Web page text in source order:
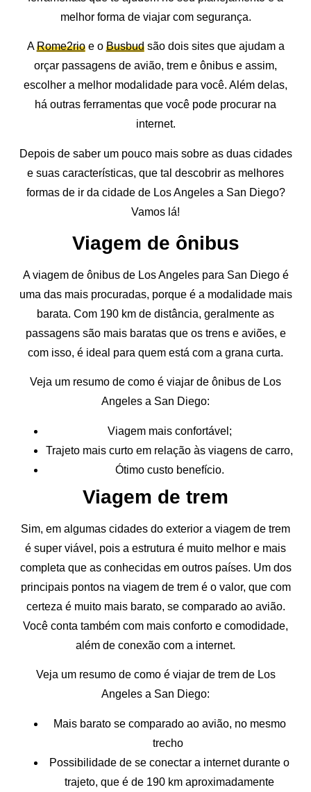
melhor forma de viajar com segurança.
ARome2rioe o Busbudsão dois sites que ajudam a
orçar passagens de avião, trem e ônibus e assim,
escolher a melhor modalidade para você. Além delas,
há outras ferramentas que você pode procurar na
internet.
Depois de saber um pouco mais sobre as duas cidades
e suas características, que tal descobrir as melhores
formas de ir da cidade de Los Angeles a San Diego?
Vamos lá!
Viagem de ônibus
A viagem de ônibus de Los Angeles para San Diego é
uma das mais procuradas, porque é a modalidade mais
barata. Com 190 km de distância, geralmente as
passagens são mais baratas que os trens e aviões, e
com isso, é ideal para quem está com a grana curta.
Veja um resumo de como é viajar de ônibus de Los
Angeles a San Diego:
Viagem mais confortável;
Trajeto mais curto em relação às viagens de carro,
Ótimo custo benefício.
Viagem de trem
Sim, em algumas cidades do exterior a viagem de trem
é super viável, pois a estrutura é muito melhor e mais
completa que as conhecidas em outros países. Um dos
principais pontos na viagem de trem é o valor, que com
certeza é muito mais barato, se comparado ao avião.
Você conta também com mais conforto e comodidade,
além de conexão com a internet.
Veja um resumo de como é viajar de trem de Los
Angeles a San Diego:
Mais barato se comparado ao avião, no mesmo
trecho
Possibilidade de se conectar a internet durante o
trajeto, que é de 190 km aproximadamente